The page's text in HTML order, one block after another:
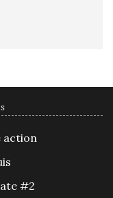
action
#2